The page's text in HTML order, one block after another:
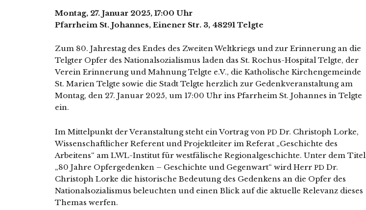
Montag, 27. Januar 2025, 17:00 Uhr
Pfarrheim St. Johannes, Einener Str. 3, 48291 Telgte
Zum 80. Jahrestag des Endes des Zweiten Weltkriegs und zur Erinnerung an die
Telgter Opfer des Nationalsozialismus laden das St. Rochus-Hospital Telgte, der
Verein Erinnerung und Mahnung Telgte e.V., die Katholische Kirchengemeinde
St. Marien Telgte sowie die Stadt Telgte herz­lich zur Gedenkveranstaltung am
Montag, den 27. Januar 2025, um 17:00 Uhr ins Pfarrheim St. Johannes in Telgte
ein.
Im Mittelpunkt der Veranstaltung steht ein Vortrag von PD Dr. Christoph Lorke,
Wissenschaftlicher Referent und Projektleiter im Referat „Geschichte des
Arbeitens“ am LWL-Institut für west­fä­li­sche Regionalgeschichte. Unter dem Titel
„80 Jahre Opfergedenken – Geschichte und Gegenwart“ wird Herr PD Dr.
Christoph Lorke die his­to­ri­sche Bedeutung des Gedenkens an die Opfer des
Nationalsozialismus beleuch­ten und einen Blick auf die aktu­el­le Relevanz die­ses
Themas werfen.